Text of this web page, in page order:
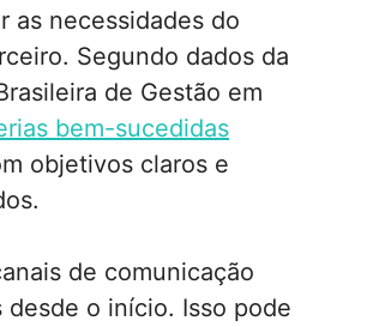
as necessidades do
Segundo dados da
de Gestão em
bem-sucedidas
objetivos claros e
de comunicação
desde o início. Isso pode